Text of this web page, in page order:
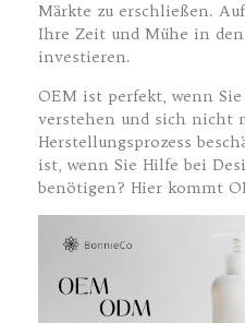
Märkte zu erschließen.
Ihre Zeit und Mühe in
investieren.
OEM ist perfekt, wenn
verstehen und sich nicht
Herstellungsprozess
ist, wenn Sie Hilfe bei
benötigen? Hier kommt